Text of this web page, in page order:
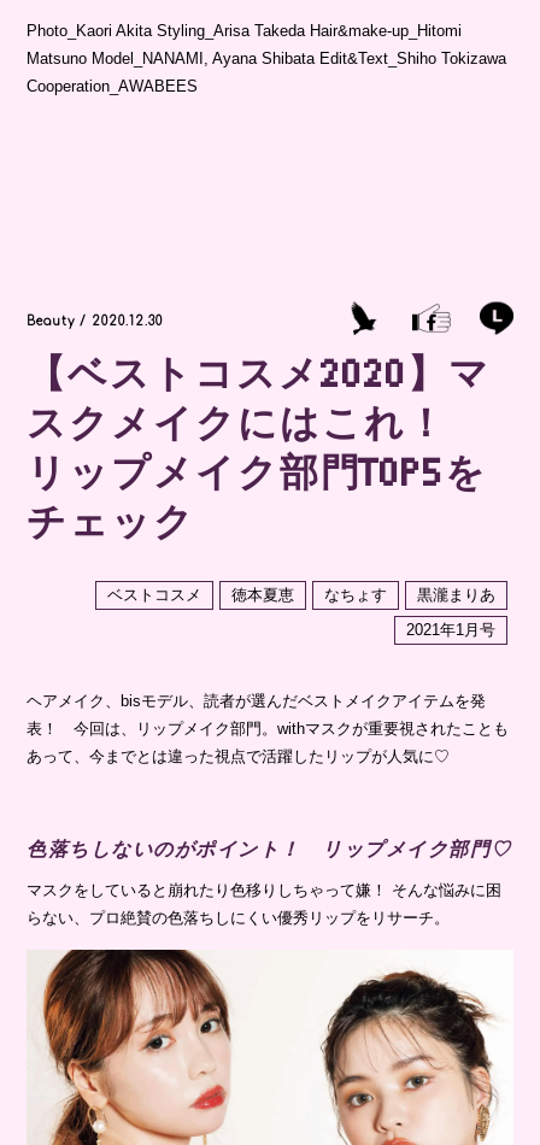
Photo_Kaori Akita Styling_Arisa Takeda Hair&make-up_Hitomi
Matsuno Model_NANAMI, Ayana Shibata Edit&Text_Shiho Tokizawa
Cooperation_AWABEES
Beauty / 2020.12.30
【ベストコスメ2020】マ
スクメイクにはこれ！
リップメイク部門TOP5を
チェック
ベストコスメ 徳本夏恵 なちょす
黒瀧まりあ
2021年1月号
ヘアメイク、bisモデル、読者が選んだベストメイクアイテムを発
表！ 今回は、リップメイク部門。withマスクが重要視されたことも
あって、今までとは違った視点で活躍したリップが人気に♡
色落ちしないのがポイント！ リップメイク部門♡
マスクをしていると崩れたり色移りしちゃって嫌！ そんな悩みに困
らない、プロ絶賛の色落ちしにくい優秀リップをリサーチ。